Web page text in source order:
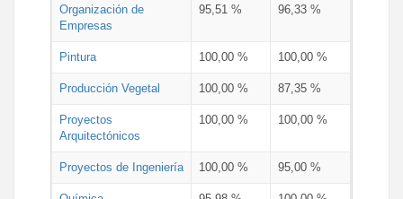
Organización de
Empresas
95,51 % 96,33 %
Pintura 100,00 % 100,00 %
Producción Vegetal 100,00 % 87,35 %
Proyectos
Arquitectónicos
100,00 % 100,00 %
Proyectos de Ingeniería 100,00 % 95,00 %